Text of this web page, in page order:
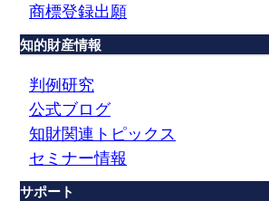
商標登録出願
知的財産情報
判例研究
公式ブログ
知財関連トピックス
セミナー情報
サポート